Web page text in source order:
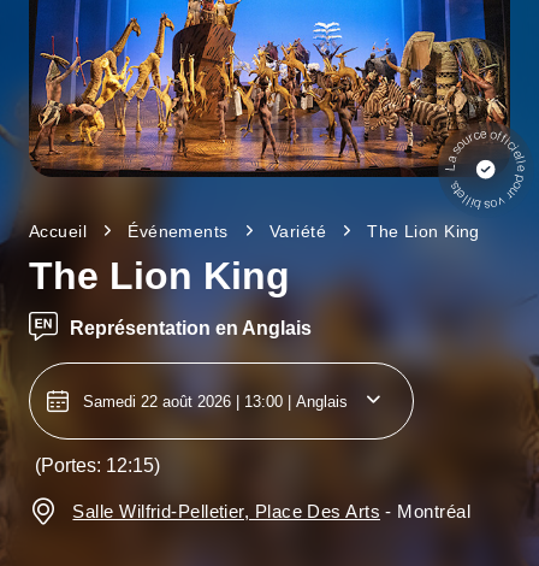
Accueil Événements Variété The Lion King
The Lion King
Représentation en Anglais
Samedi 22 août 2026 | 13:00 | Anglais
(Portes: 12:15)
Salle Wilfrid-Pelletier, Place Des Arts - Montréal